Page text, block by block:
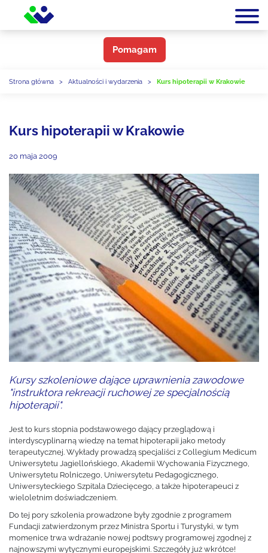
Pomagam
Strona główna > Aktualności i wydarzenia > Kurs hipoterapii w Krakowie
Kurs hipoterapii w Krakowie
20 maja 2009
Kursy szkoleniowe dające uprawnienia zawodowe
"instruktora rekreacji ruchowej ze specjalnością
hipoterapii".
Jest to kurs stopnia podstawowego dający przeglądową i
interdyscyplinarną wiedzę na temat hipoterapii jako metody
terapeutycznej. Wykłady prowadzą specjaliści z Collegium Medicum
Uniwersytetu Jagiellońskiego, Akademii Wychowania Fizycznego,
Uniwersytetu Rolniczego, Uniwersytetu Pedagogicznego,
Uniwersyteckiego Szpitala Dziecięcego, a także hipoterapeuci z
wieloletnim doświadczeniem.
Do tej pory szkolenia prowadzone były zgodnie z programem
Fundacji zatwierdzonym przez Ministra Sportu i Turystyki, w tym
momenice trwa wdrażanie nowej podtswy programowej zgodnej z
najnowszymi wytycznymi europejskimi. Szczegóły już wkrótce!